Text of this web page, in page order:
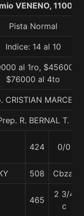
VENENO, 1100
Pista Normal
Indice: 14 al 10
al 1ro,
$76000 al 4to
CRISTIAN MARCELO
R. BERNAL T.
424 0/0
508 Cbza.
465
2 3/4
c